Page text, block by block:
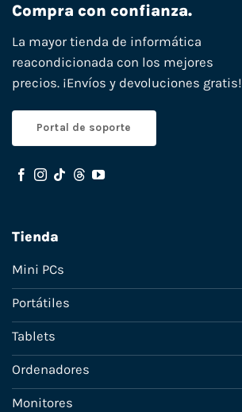
Compra con confianza.
La mayor tienda de informática
reacondicionada con los mejores
precios. ¡Envíos y devoluciones gratis!
Portal de soporte
Tienda
Mini PCs
Portátiles
Tablets
Ordenadores
Monitores